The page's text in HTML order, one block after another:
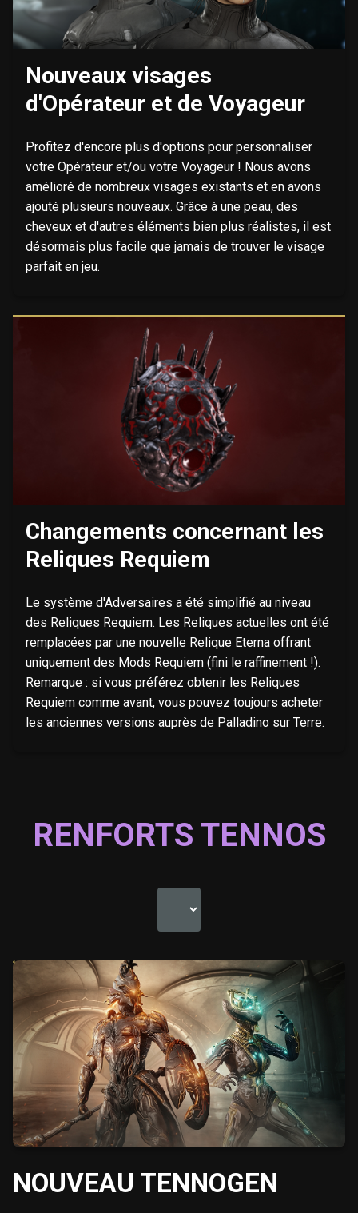
Nouveaux visages
d'Opérateur et de Voyageur
Profitez d'encore plus d'options pour personnaliser
votre Opérateur et/ou votre Voyageur ! Nous avons
amélioré de nombreux visages existants et en avons
ajouté plusieurs nouveaux. Grâce à une peau, des
cheveux et d'autres éléments bien plus réalistes, il est
désormais plus facile que jamais de trouver le visage
parfait en jeu.
Changements concernant les
Reliques Requiem
Le système d'Adversaires a été simplifié au niveau
des Reliques Requiem. Les Reliques actuelles ont été
remplacées par une nouvelle Relique Eterna offrant
uniquement des Mods Requiem (fini le raffinement !).
Remarque : si vous préférez obtenir les Reliques
Requiem comme avant, vous pouvez toujours acheter
les anciennes versions auprès de Palladino sur Terre.
RENFORTS TENNOS
NOUVEAU TENNOGEN